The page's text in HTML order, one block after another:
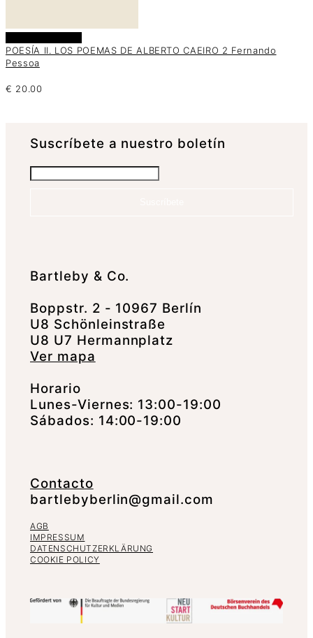
POESÍA II. LOS POEMAS DE ALBERTO CAEIRO 2 Fernando
Pessoa
€ 20.00
Suscrí­bete a nuestro boletín
Bartleby & Co.
Boppstr. 2 - 10967 Berlín
U8 Schönleinstraße
U8 U7 Hermannplatz
Ver mapa
Horario
Lunes-Viernes: 13:00-19:00
Sábados: 14:00-19:00
Contacto
bartlebyberlin@gmail.com
AGB
IMPRESSUM
DATENSCHUTZERKLÄRUNG
COOKIE POLICY